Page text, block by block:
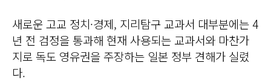
새로운 고교 정치·경제, 지리탐구 교과서 대부분에는 4
년 전 검정을 통과해 현재 사용되는 교과서와 마찬가
지로 독도 영유권을 주장하는 일본 정부 견해가 실렸
다.